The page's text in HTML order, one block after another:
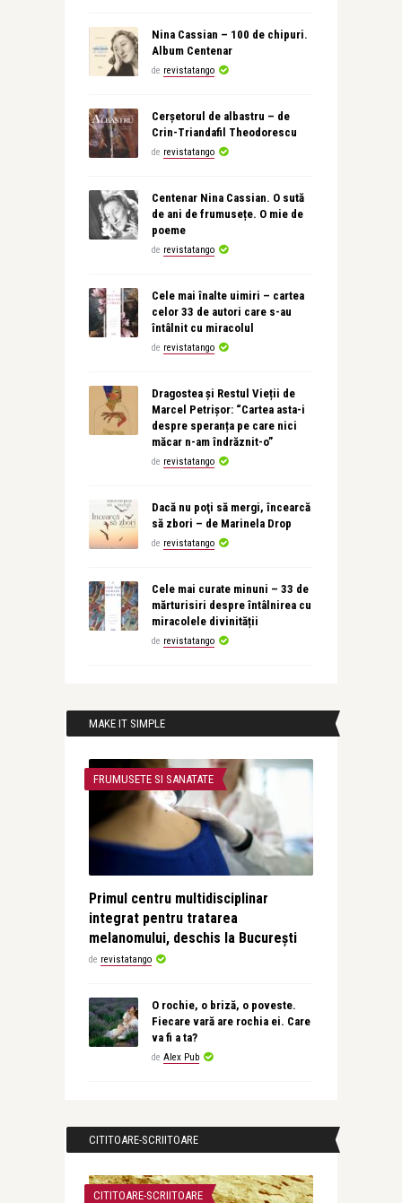
Nina Cassian – 100 de chipuri.
Album Centenar
de revistatango
Cerșetorul de albastru – de
Crin-Triandafil Theodorescu
de revistatango
Centenar Nina Cassian. O sută
de ani de frumusețe. O mie de
poeme
de revistatango
Cele mai înalte uimiri – cartea
celor 33 de autori care s-au
întâlnit cu miracolul
de revistatango
Dragostea și Restul Vieții de
Marcel Petrișor: “Cartea asta-i
despre speranța pe care nici
măcar n-am îndrăznit-o”
de revistatango
Dacă nu poţi să mergi, încearcă
să zbori – de Marinela Drop
de revistatango
Cele mai curate minuni – 33 de
mărturisiri despre întâlnirea cu
miracolele divinității
de revistatango
MAKE IT SIMPLE
FRUMUSETE SI SANATATE
Primul centru multidisciplinar
integrat pentru tratarea
melanomului, deschis la București
de revistatango
O rochie, o briză, o poveste.
Fiecare vară are rochia ei. Care
va fi a ta?
de Alex Pub
CITITOARE-SCRIITOARE
CITITOARE-SCRIITOARE